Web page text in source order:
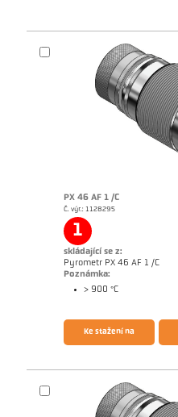
PX 46 AF 1 /C
Č. výr.: 1128295
1
skládající se z:
Pyrometr PX 46 AF 1 /C
Poznámka:
> 900 °C
Ke stažení na